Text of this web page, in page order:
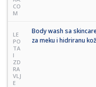
CO
M
LE
PO
TA
I
ZD
RA
VLJ
E
Body wash sa
za meku i hidriranu